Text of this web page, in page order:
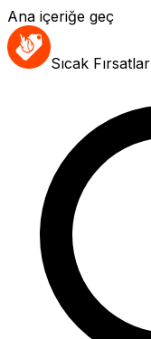
Ana içeriğe geç
Sıcak Fırsatlar